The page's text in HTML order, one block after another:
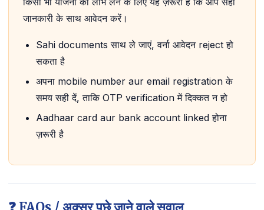
जानकारी के साथ आवेदन करें।
Sahi documents साथ ले जाएं, वर्ना आवेदन reject हो
सकता है
अपना mobile number aur email registration के
समय सही दें, ताकि OTP verification में दिक्कत न हो
Aadhaar card aur bank account linked होना
ज़रूरी है